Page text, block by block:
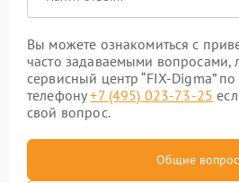
Вы можете ознакомиться с
часто задаваемыми вопросами,
сервисный центр “FIX-Digma”
телефону+7 (495) 023-73-25
свой вопрос.
Общие